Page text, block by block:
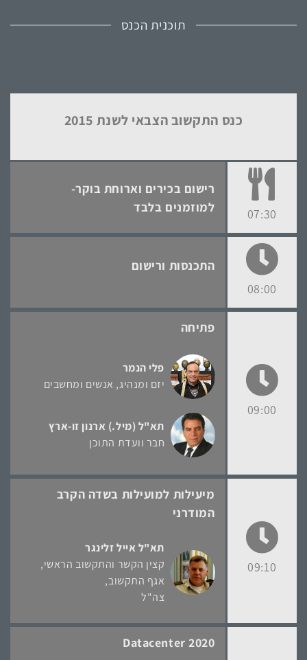
תוכנית הכנס
כנס התקשוב הצבאי לשנת 2015
07:30
רישום בכירים וארוחת בוקר-
למוזמנים בלבד
08:00
התכנסות ורישום
09:00
פתיחה
פלי הנמר
יזם ומנהיג אנשים ומחשבים
תא"ל (מיל.) ארנון זו-ארץ
חבר וועדת התוכן
09:10
מיעילות למועילות בשדה הקרב
המודרני
תא"ל אייל זלינגר
קצין הקשר והתקשוב הראשי,
אגף התקשוב
צה"ל
Datacenter 2020